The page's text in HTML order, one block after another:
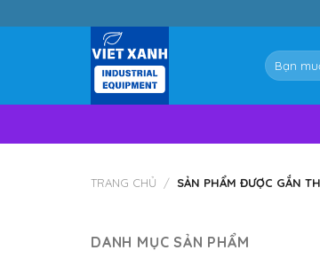
to
Tìm
kiếm:
TRANG CHỦ / SẢN PHẨM ĐƯỢC GẮN
DANH MỤC SẢN PHẨM